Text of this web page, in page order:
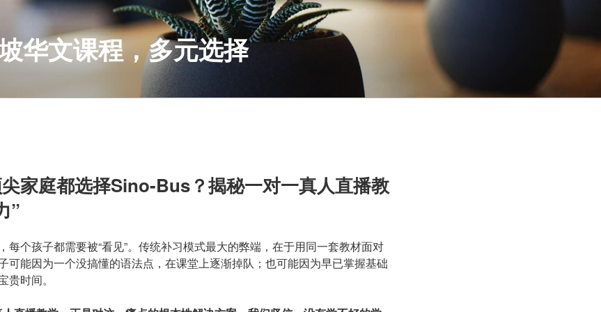
华文课程，多元选择
家庭都选择Sino-Bus？揭秘一对一真人直播教
”
每个孩子都需要被“看见”。传统补习模式最大的弊端，在于用同一套教材面对
可能因为一个没搞懂的语法点，在课堂上逐渐掉队；也可能因为早已掌握基础
时间。